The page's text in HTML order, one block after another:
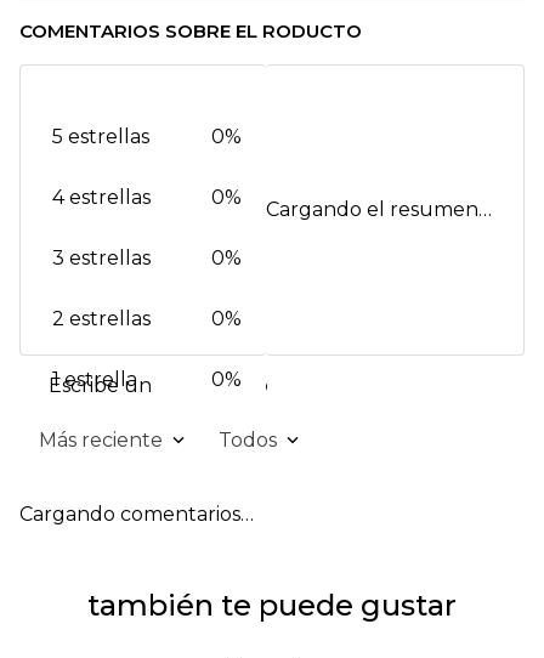
COMENTARIOS SOBRE EL RODUCTO
Cargando el resumen…
5 estrellas 0%
4 estrellas 0%
3 estrellas 0%
2 estrellas 0%
1 estrella 0%
Escribe un comentario
Título
Califica el producto de 1 a 5 estrellas
Más reciente Todos
Cargando comentarios…
también te puede gustar